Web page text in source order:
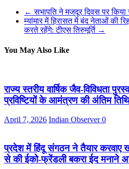
← सभापति ने मजदूर दिवस पर किया
म्यांमार में हिरासत में बंद नेताओं की
करते रहेंगे: टीएस तिरुमूर्ति →
You May Also Like
राज्य स्तरीय वार्षिक जैव-विविधता
प्रविष्टियों के आमंत्रण की अंतिम
April 7, 2026 Indian Observer0
प्रदेश में हिंदू संगठन ने तैयार करवाए
से की ईको-फ्रेंडली बकरा ईद मनाने